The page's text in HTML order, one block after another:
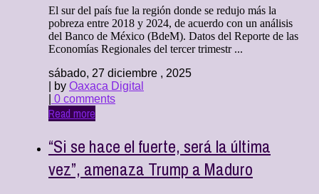
El sur del país fue la región donde se redujo más la
pobreza entre 2018 y 2024, de acuerdo con un análisis
del Banco de México (BdeM). Datos del Reporte de las
Economías Regionales del tercer trimestr ...
sábado, 27 diciembre , 2025
| by Oaxaca Digital
0 comments
Read more
“Si se hace el fuerte, será la última
vez”, amenaza Trump a Maduro